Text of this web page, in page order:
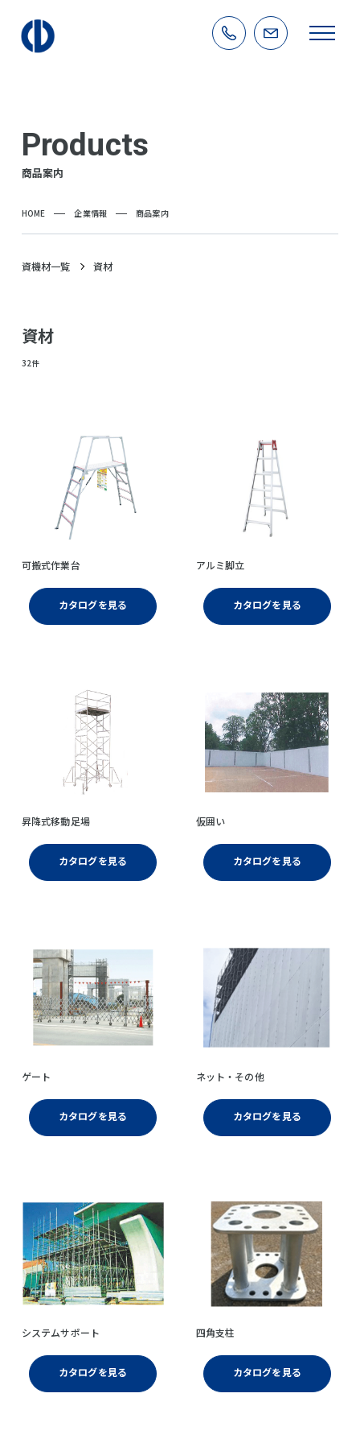
Products
商品案内
HOME 企業情報 商品案内
資機材一覧 資材
資材
32件
可搬式作業台
カタログを見る
アルミ脚立
カタログを見る
昇降式移動足場
カタログを見る
仮囲い
カタログを見る
ゲート
カタログを見る
ネット・その他
カタログを見る
システムサポート
カタログを見る
四角支柱
カタログを見る